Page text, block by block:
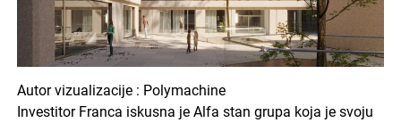
Autor vizualizacije : Polymachine
Investitor Franca iskusna je Alfa stan grupa koja je svoju